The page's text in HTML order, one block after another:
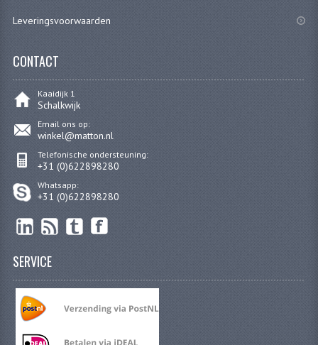
SPROEIERSET BING KLEIN NT 44-031
SPROEIERSET BING ZESKANT 44-051
CILINDERKOPPEN
Leveringsvoorwaarden
CONTACT
Kaaidijk 1
Schalkwijk
Email ons op:
winkel@matton.nl
Telefonische ondersteuning:
+31 (0)622898280
Whatsapp:
+31 (0)622898280
SERVICE